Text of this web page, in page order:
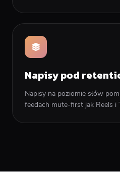
Napisy pod
Napisy na poziomie słów
feedach mute-first jak Reels i